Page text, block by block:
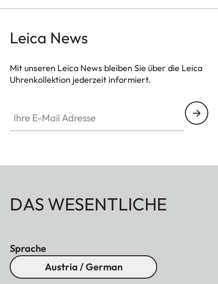
Leica News
Mit unseren Leica News bleiben Sie über die Leica
Uhrenkollektion jederzeit informiert.
DAS WESENTLICHE
Sprache
Austria / German